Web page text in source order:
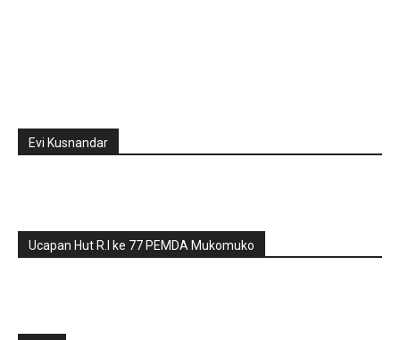
Evi Kusnandar
Ucapan Hut R.I ke 77 PEMDA Mukomuko